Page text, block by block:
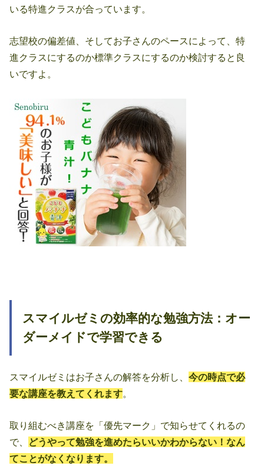
いる特進クラスが合っています。
志望校の偏差値、そしてお子さんのペースによって、特
進クラスにするのか標準クラスにするのか検討すると良
いですよ。
スマイルゼミの効率的な勉強方法：オー
ダーメイドで学習できる
スマイルゼミはお子さんの解答を分析し、今の時点で必
要な講座を教えてくれます。
取り組むべき講座を「優先マーク」で知らせてくれるの
で、 どうやって勉強を進めたらいいかわからない！なん
てことがなくなります。